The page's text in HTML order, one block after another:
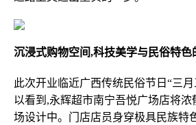
沉浸式购物空间,科技美学与民俗特色
此次开业临近广西传统民俗节日“三
以看到,永辉超市南宁吾悦广场店将浓
场设计中。门店店员身穿极具民族特